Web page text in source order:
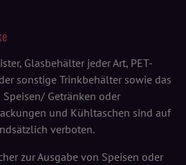
Glasbehälter jeder Art, PET-
sonstige Trinkbehälter sowie das
Getränken oder
und Kühltaschen sind auf
verboten.
zur Ausgabe von Speisen oder